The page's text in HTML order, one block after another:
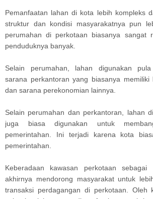
Pemanfaatan lahan di kota lebih kompleks
struktur dan kondisi masyarakatnya pun
perumahan di perkotaan biasanya sangat
penduduknya banyak.
Selain perumahan, lahan digunakan
sarana perkantoran yang biasanya
dan sarana perekonomian lainnya.
Selain perumahan dan perkantoran, lahan
juga biasa digunakan untuk
pemerintahan. Ini terjadi karena kota
pemerintahan.
Keberadaan kawasan perkotaan sebagai
akhirnya mendorong masyarakat untuk
transaksi perdagangan di perkotaan. Oleh